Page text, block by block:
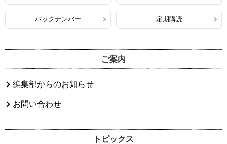
バックナンバー 定期購読
ご案内
編集部からのお知らせ
お問い合わせ
トピックス